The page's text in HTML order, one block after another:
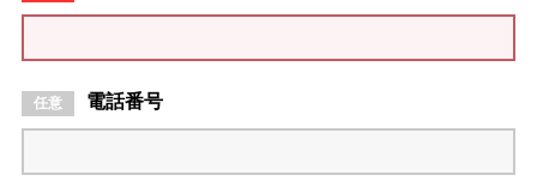
電話番号